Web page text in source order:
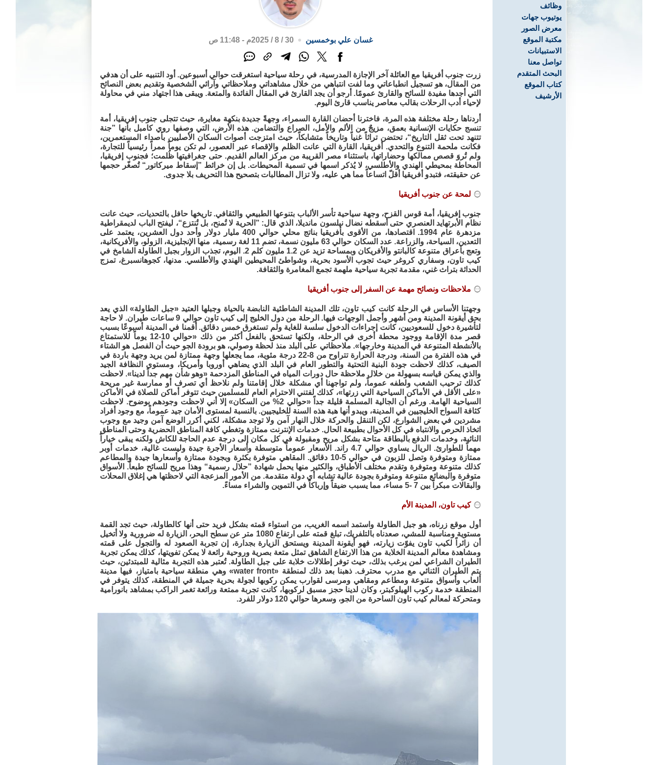
وظائف
يوتيوب جهات
معرض الصور
مكتبة الموقع
الاستبيانات
تواصل معنا
البحث المتقدم
كتاب الموقع
الأرشيف
غسان علي بوخمسين 30 / 8 / 2025م - 11:48 ص
زرت جنوب أفريقيا مع العائلة آخر الإجازة المدرسية، في رحلة سياحية استغرقت حوالي أسبوعين. أود التنبيه على أن هدفي
من المقال، هو تسجيل انطباعاتي وما لفت انتباهي من خلال مشاهداتي وملاحظاتي وآرائي الشخصية وتقديم بعض النصائح
التي أجدها مفيدة للسائح والقارئ عمومًا. أرجو أن يجد القارئ في المقال الفائدة والمتعة. ويبقى هذا اجتهاد مني في محاولة
لإحياء أدب الرحلات بقالب معاصر يناسب قارئ اليوم.
أردناها رحلة مختلفة هذه المرة، فاخترنا أحضان القارة السمراء، وجهةً جديدة بنكهة مغايرة، حيث تتجلى جنوب إفريقيا، أمة
تنسج حكايات الإنسانية بعمق، مزيجٌ من الألم والأمل، الصراع والتضامن. هذه الأرض، التي وصفها روي كامبل بأنها ”جنة
تتنهد تحت ثقل التاريخ“، تحتضن تراثاً غنياً وتاريخاً متشابكاً، حيث امتزجت أصوات السكان الأصليين بأصداء المستعمرين،
فكانت ملحمة التنوع والتحدي. أفريقيا، القارة التي عانت الظلم والإقصاء عبر العصور، لم تكن يوماً ممراً رئيسياً للتجارة،
ولم تُروَ قصص ممالكها وحضاراتها، باستثناء مصر القريبة من مركز العالم القديم. حتى جغرافيتها ظُلمت؛ فجنوب إفريقيا،
المحاطة بمحيطي الهندي والأطلسي، لا يُذكر اسمها في تسمية المحيطات. بل إن خرائط ”إسقاط ميركاتور“ تُصغّر حجمها
عن حقيقته، فتبدو أفريقيا أقلّ اتساعاً مما هي عليه، ولا تزال المطالبات بتصحيح هذا التحريف بلا جدوى.
لمحة عن جنوب أفريقيا
جنوب إفريقيا، أمة قوس القزح، وجهة سياحية تأسر الألباب بتنوعها الطبيعي والثقافي. تاريخها حافل بالتحديات، حيث عانت
نظام الأبرتهايد العنصري حتى أسقطه نضال نيلسون مانديلا، الذي قال: ”الحرية لا تُمنح، بل تُنتزع“، ليفتح الباب لديمقراطية
مزدهرة عام 1994. اقتصادها، من الأقوى بأفريقيا بناتج محلي حوالي 400 مليار دولار وأحد دول العشرين، يعتمد على
التعدين، السياحة، والزراعة. عدد السكان حوالي 63 مليون نسمة، تضم 11 لغة رسمية، منها الإنجليزية، الزولو، والأفريكانية،
وتعج بأعراق متنوعة كالبانتو والأفريكان وبمساحة تزيد عن 1.2 مليون كلم 2. اليوم، تجذب الزوار بجبل الطاولة الشامخ في
كيب تاون، وسفاري كروغر حيث تجوب الأسود بحرية، وشواطئ المحيطين الهندي والأطلسي. مدنها، كجوهانسبرغ، تمزج
الحداثة بتراث غني، مقدمة تجربة سياحية ملهمة تجمع المغامرة والثقافة.
ملاحظات ونصائح مهمة عن السفر إلى جنوب أفريقيا
وجهتنا الأساس في الرحلة كانت كيب تاون، تلك المدينة الشاطئية النابضة بالحياة وجبلها العتيد «جبل الطاولة» الذي يعد
بحق أيقونة المدينة ومن أشهر وأجمل الوجهات فيها. الرحلة من دول الخليج إلى كيب تاون حوالي 9 ساعات طيران. لا حاجة
لتأشيرة دخول للسعوديين، كانت إجراءات الدخول سلسة للغاية ولم تستغرق خمس دقائق. أقمنا في المدينة أسبوعًا بسبب
قصر مدة الإقامة ووجود محطة أخرى في الرحلة، ولكنها تستحق بالفعل أكثر من ذلك «حوالي 10-12 يوماً للاستمتاع
بالأنشطة المتنوعة في المدينة وخارجها». ملاحظاتي على البلد منذ لحظة وصولي، هو برودة الجو حيث أن الفصل هو الشتاء
في هذه الفترة من السنة، ودرجة الحرارة تتراوح من 8-22 درجة مئوية، مما يجعلها وجهة ممتازة لمن يريد وجهة باردة في
الصيف، كذلك لاحظت جودة البنية التحتية والتطور العام في البلد الذي يضاهي أوروبا وأمريكا، ومستوى النظافة الجيد
والذي يمكن قياسه بسهولة من خلال ملاحظة حال دورات المياه في المناطق المزدحمة «وهو شأن مهم جداً لدينا». لاحظت
كذلك ترحيب الشعب ولطفه عموماً، ولم تواجهنا أي مشكلة خلال إقامتنا ولم نلاحظ أي تصرف أو ممارسة غير مريحة
«على الأقل في الأماكن السياحية التي زرتها»، كذلك لفتني الاحترام العام للمسلمين حيث تتوفر أماكن للصلاة في الأماكن
السياحية الهامة. ورغم أن الجالية المسلمة قليلة جداً «حوالي 2% من السكان» إلا أني لاحظت وجودهم بوضوح. لاحظت
كثافة السواح الخليجيين في المدينة، ويبدو أنها هبة هذه السنة للخليجيين. بالنسبة لمستوى الأمان جيد عموماً، مع وجود أفراد
مشردين في بعض الشوارع، لكن التنقل والحركة خلال النهار آمن ولا توجد مشكلة، لكني أكرر الوضع آمن وجيد مع وجوب
اتخاذ الحرص والانتباه في كل الأحوال بطبيعة الحال. خدمات الإنترنت ممتازة وتغطي كافة المناطق الحضرية وحتى المناطق
النائية، وخدمات الدفع بالبطاقة متاحة بشكل مريح ومقبولة في كل مكان إلى درجة عدم الحاجة للكاش ولكنه يبقى خياراً
مهماً للطوارئ. الريال يساوي حوالي 4.7 راند. الأسعار عموماً متوسطة وأسعار الأجرة جيدة وليست غالية، خدمات أوبر
ممتازة ومتوفرة وتصل للزبون في حوالي 5-10 دقائق. المقاهي متوفرة بكثرة وبجودة ممتازة وأسعارها جيدة والمطاعم
كذلك متنوعة ومتوفرة وتقدم مختلف الأطباق، والكثير منها يحمل شهادة ”حلال رسمية“ وهذا مريح للسائح طبعاً. الأسواق
متوفرة والبضائع متنوعة ومتوفرة بجودة عالية تشابه أي دولة متقدمة. من الأمور المزعجة التي لاحظتها هي إغلاق المحلات
والبقالات مبكراً بين 7 -5 مساء، مما يسبب ضيقاً وإرباكاً في التموين والشراء مساءً.
كيب تاون، المدينة الأم
أول موقع زرناه، هو جبل الطاولة واستمد اسمه الغريب، من استواء قمته بشكل فريد حتى أنها كالطاولة، حيث تجد القمة
مستوية ومناسبة للمشي، صعدناه بالتلفريك، تبلغ قمته على ارتفاع 1080 متر عن سطح البحر، الزيارة له ضرورية ولا أتخيل
أن زائراً لكيب تاون يفوّت زيارته، فهو أيقونة المدينة ويستحق الزيارة بجدارة، إن تجربة الصعود له والتجول على قمته
ومشاهدة معالم المدينة الخلابة من هذا الارتفاع الشاهق تمثل متعة بصرية وروحية رائعة لا يمكن تفويتها، كذلك يمكن تجربة
الطيران الشراعي لمن يرغب بذلك، حيث توفر إطلالات خلابة على جبل الطاولة. تُعتبر هذه التجربة مثالية للمبتدئين، حيث
يتم الطيران الثنائي مع مدرب محترف. ذهبنا بعد ذلك لمنطقة «water front» وهي منطقة سياحية بامتياز، فيها مدينة
ألعاب وأسواق متنوعة ومطاعم ومقاهي ومرسى لقوارب يمكن ركوبها لجولة بحرية جميلة في المنطقة، كذلك يتوفر في
المنطقة خدمة ركوب الهيلوكبتر، وكان لدينا حجز مسبق لركوبها، كانت تجربة ممتعة ورائعة تغمر الراكب بمشاهد بانورامية
ومتحركة لمعالم كيب تاون الساحرة من الجو، وسعرها حوالي 120 دولار للفرد.